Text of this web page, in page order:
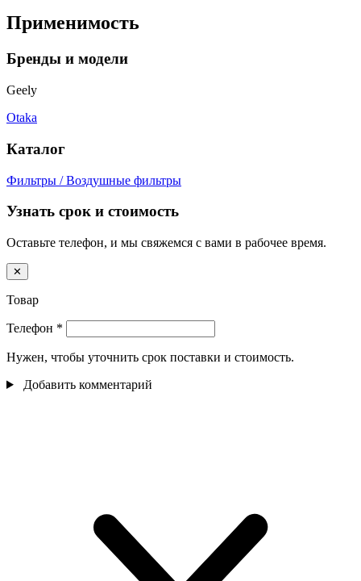
Применимость
Бренды и модели
Geely
Otaka
Каталог
Фильтры / Воздушные фильтры
Узнать срок и стоимость
Оставьте телефон, и мы свяжемся с вами в рабочее время.
✕
Товар
Телефон *
Нужен, чтобы уточнить срок поставки и стоимость.
Добавить комментарий